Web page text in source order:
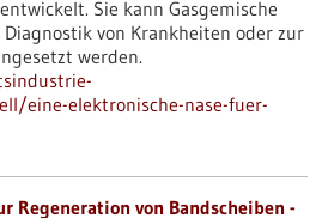
Sie kann Gasgemische
von Krankheiten oder zur
werden.
eine-elektronische-nase-fuer-
Regeneration von Bandscheiben -